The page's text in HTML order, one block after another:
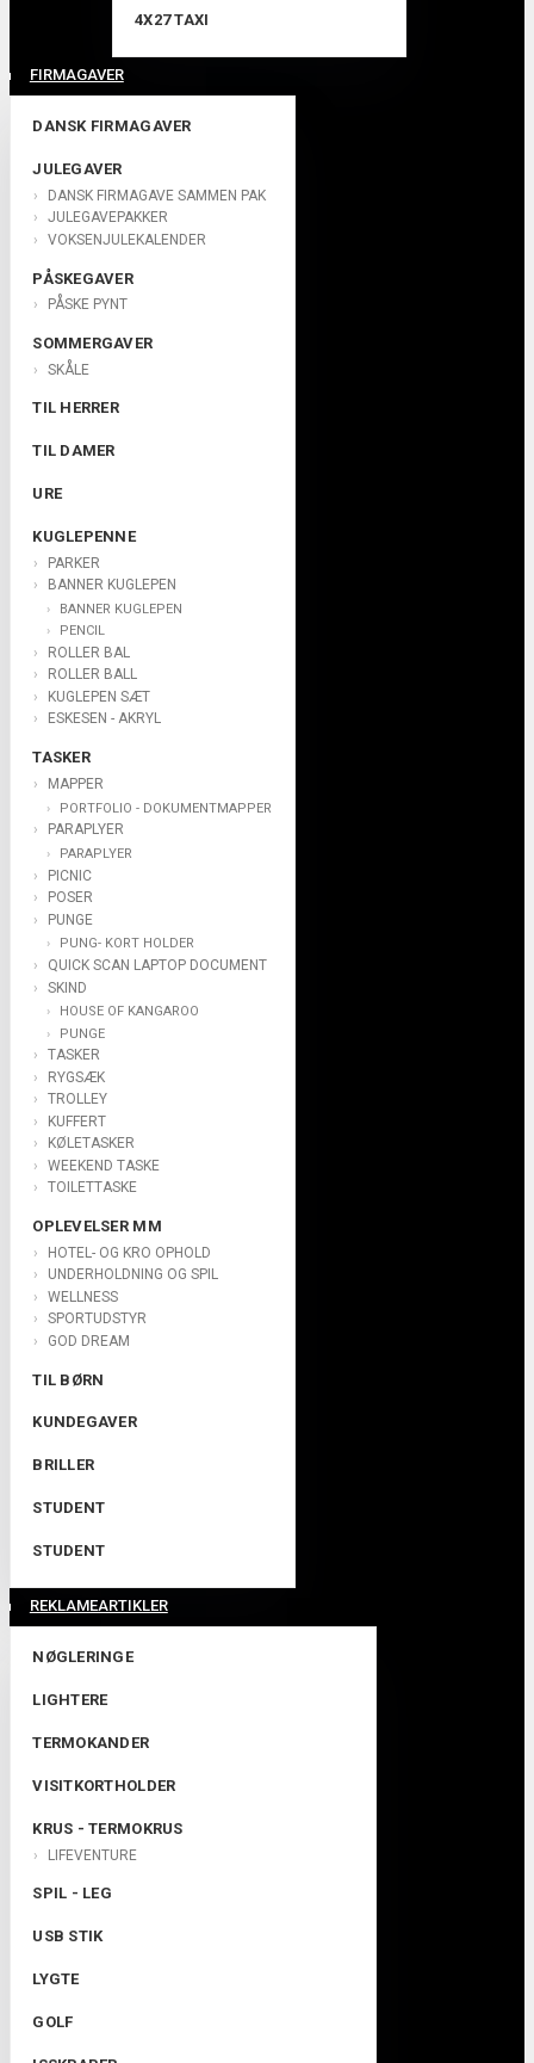
FIRMAGAVER
DANSK FIRMAGAVER
JULEGAVER
DANSK FIRMAGAVE SAMMEN PAK
JULEGAVEPAKKER
VOKSENJULEKALENDER
PÅSKEGAVER
PÅSKE PYNT
SOMMERGAVER
SKÅLE
TIL HERRER
TIL DAMER
URE
KUGLEPENNE
PARKER
BANNER KUGLEPEN
BANNER KUGLEPEN
PENCIL
ROLLER BAL
ROLLER BALL
KUGLEPEN SÆT
ESKESEN - AKRYL
TASKER
MAPPER
PORTFOLIO - DOKUMENTMAPPER
PARAPLYER
PARAPLYER
PICNIC
POSER
PUNGE
PUNG- KORT HOLDER
QUICK SCAN LAPTOP DOCUMENT
SKIND
HOUSE OF KANGAROO
PUNGE
TASKER
RYGSÆK
TROLLEY
KUFFERT
KØLETASKER
WEEKEND TASKE
TOILETTASKE
OPLEVELSER MM
HOTEL- OG KRO OPHOLD
UNDERHOLDNING OG SPIL
WELLNESS
SPORTUDSTYR
GOD DREAM
TIL BØRN
KUNDEGAVER
BRILLER
STUDENT
STUDENT
4X27 TAXI
REKLAMEARTIKLER
NØGLERINGE
LIGHTERE
TERMOKANDER
VISITKORTHOLDER
KRUS - TERMOKRUS
LIFEVENTURE
SPIL - LEG
USB STIK
LYGTE
GOLF